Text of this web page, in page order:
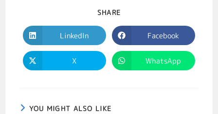
SHARE
LinkedIn Facebook
X WhatsApp
YOU MIGHT ALSO LIKE